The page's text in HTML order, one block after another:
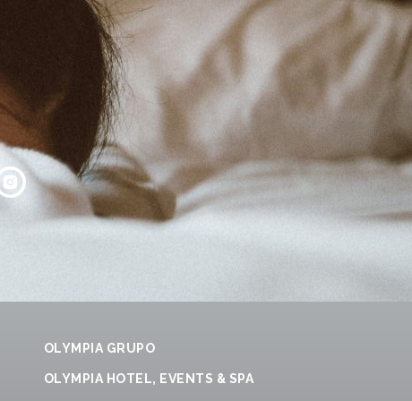
OLYMPIA GRUPO
OLYMPIA HOTEL, EVENTS & SPA